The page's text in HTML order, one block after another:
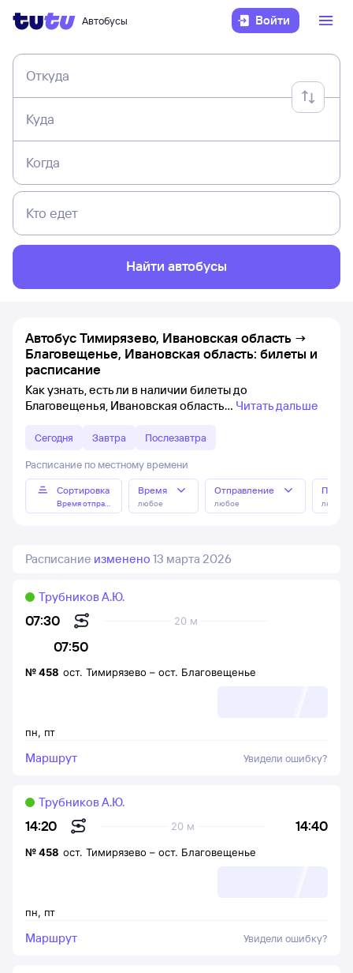
Автобусы Войти
Откуда
Куда
Когда
Кто едет
Найти автобусы
Автобус Тимирязево, Ивановская область →
Благовещенье, Ивановская область: билеты и
расписание
Как узнать, есть ли в наличии билеты до
Благовещенья, Ивановская область
Читать дальше
Сегодня Завтра Послезавтра
Расписание по местному времени
Сортировка
Время отправления
Время
любое
Отправление
любое любое
Расписание изменено 13 марта 2026
07:30
07:50
20 м
Трубников А.Ю.
пн, пт
№458 ост. Тимирязево – ост. Благовещенье
Маршрут Увидели ошибку?
14:20 14:40
20 м
Трубников А.Ю.
пн, пт
№458 ост. Тимирязево – ост. Благовещенье
Маршрут Увидели ошибку?